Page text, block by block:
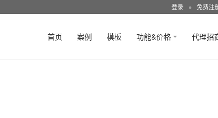
登录 ● 免费注
首页 案例 模板 功能&价格 代理招